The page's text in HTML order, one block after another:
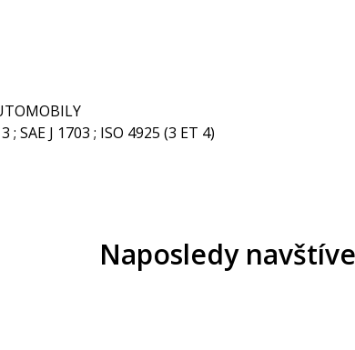
; SAE J 1703 ; ISO 4925 (3 ET 4)
Naposledy